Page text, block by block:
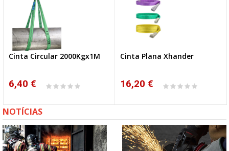
Cinta Circular 2000Kgx1M
6,40 €
Cinta Plana Xhander
16,20 €
NOTÍCIAS